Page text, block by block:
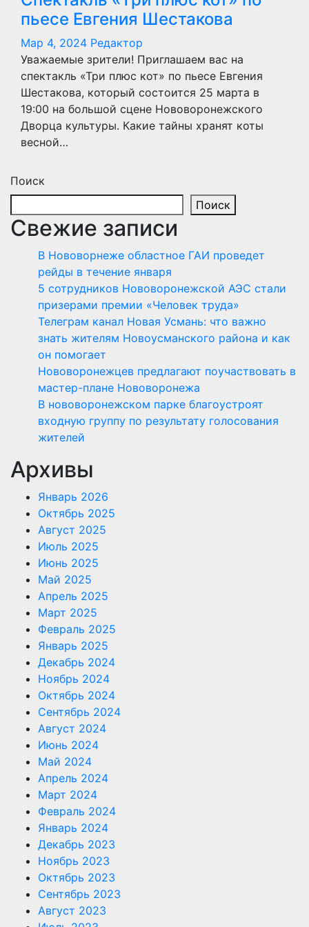
пьесе Евгения Шестакова
Мар 4, 2024 Редактор
Уважаемые зрители! Приглашаем вас на
спектакль «Три плюс кот» по пьесе Евгения
Шестакова, который состоится 25 марта в
19:00 на большой сцене Нововоронежского
Дворца культуры. Какие тайны хранят коты
весной…
Поиск
Поиск
Свежие записи
В Нововорнеже областное ГАИ проведет
рейды в течение января
5 сотрудников Нововоронежской АЭС стали
призерами премии «Человек труда»
Телеграм канал Новая Усмань: что важно
знать жителям Новоусманского района и как
он помогает
Нововоронежцев предлагают поучаствовать в
мастер-плане Нововоронежа
В нововоронежском парке благоустроят
входную группу по результату голосования
жителей
Архивы
Январь 2026
Октябрь 2025
Август 2025
Июль 2025
Июнь 2025
Май 2025
Апрель 2025
Март 2025
Февраль 2025
Январь 2025
Декабрь 2024
Ноябрь 2024
Октябрь 2024
Сентябрь 2024
Август 2024
Июнь 2024
Май 2024
Апрель 2024
Март 2024
Февраль 2024
Январь 2024
Декабрь 2023
Ноябрь 2023
Октябрь 2023
Сентябрь 2023
Август 2023